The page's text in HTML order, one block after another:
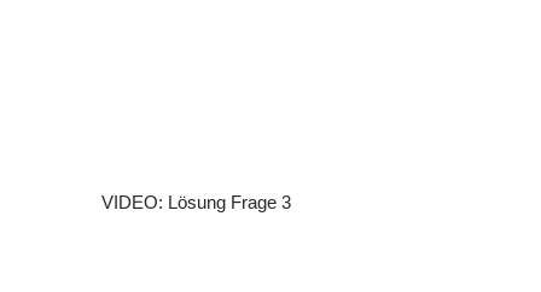
VIDEO: Lösung Frage 3